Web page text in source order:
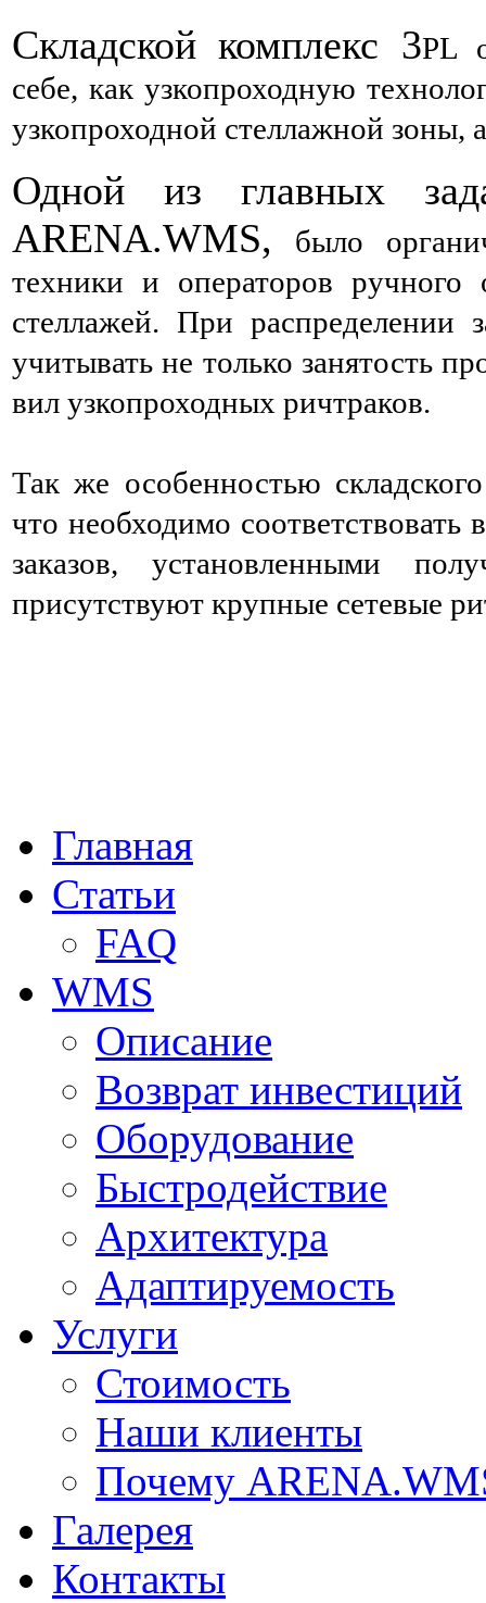
Складской комплекс 3PL
себе, как узкопроходную
узкопроходной стеллажной зоны,
Одной из главных
ARENA.WMS, было
техники и операторов ручного
стеллажей. При распределении
учитывать не только занятость
вил узкопроходных ричтраков.
Так же особенностью
что необходимо соответствовать
заказов, установленными
присутствуют крупные сетевые
Главная
Статьи
FAQ
WMS
Описание
Возврат инвестиций
Оборудование
Быстродействие
Архитектура
Адаптируемость
Услуги
Стоимость
Наши клиенты
Почему
Галерея
Контакты